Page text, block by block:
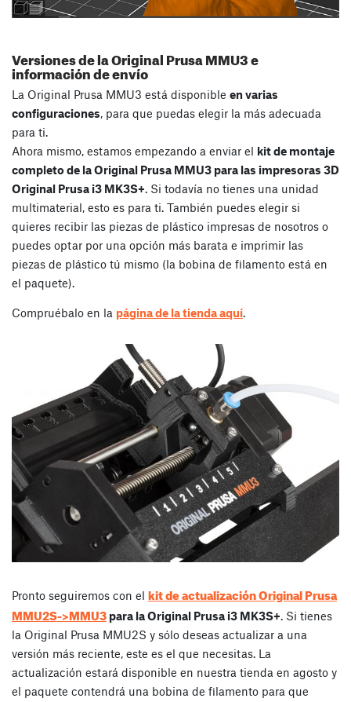
Versiones de la Original Prusa MMU3 e
información de envío
La Original Prusa MMU3 está disponible en varias
configuraciones , para que puedas elegir la más adecuada
para ti.
Ahora mismo, estamos empezando a enviar el kit de montaje
completo de la Original Prusa MMU3 para las impresoras 3D
Original Prusa i3 MK3S+ . Si todavía no tienes una unidad
multimaterial, esto es para ti. También puedes elegir si
quieres recibir las piezas de plástico impresas de nosotros o
puedes optar por una opción más barata e imprimir las
piezas de plástico tú mismo (la bobina de filamento está en
el paquete).
Compruébalo en la página de la tienda aquí
Pronto seguiremos con el kit de actualización Original Prusa
MMU2S->MMU3 para la Original Prusa i3 MK3S+. Si tienes
la Original Prusa MMU2S y sólo deseas actualizar a una
versión más reciente, este es el que necesitas. La
actualización estará disponible en nuestra tienda en agosto y
el paquete contendrá una bobina de filamento para que